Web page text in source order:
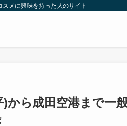
メに興味を持った人のサイト
)から成田空港まで一